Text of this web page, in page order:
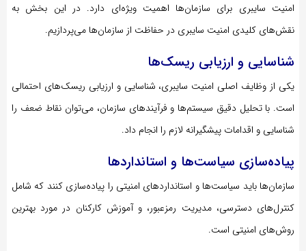
امنیت سایبری برای سازمان‌ها اهمیت ویژه‌ای دارد. در این بخش به
نقش‌های کلیدی امنیت سایبری در حفاظت از سازمان‌ها می‌پردازیم.
شناسایی و ارزیابی ریسک‌ها
یکی از وظایف اصلی امنیت سایبری، شناسایی و ارزیابی ریسک‌های احتمالی
است. با تحلیل دقیق سیستم‌ها و فرآیندهای سازمان، می‌توان نقاط ضعف را
شناسایی و اقدامات پیشگیرانه لازم را انجام داد.
پیاده‌سازی سیاست‌ها و استانداردها
سازمان‌ها باید سیاست‌ها و استانداردهای امنیتی را پیاده‌سازی کنند که شامل
کنترل‌های دسترسی، مدیریت رمزعبور، و آموزش کارکنان در مورد بهترین
روش‌های امنیتی است.